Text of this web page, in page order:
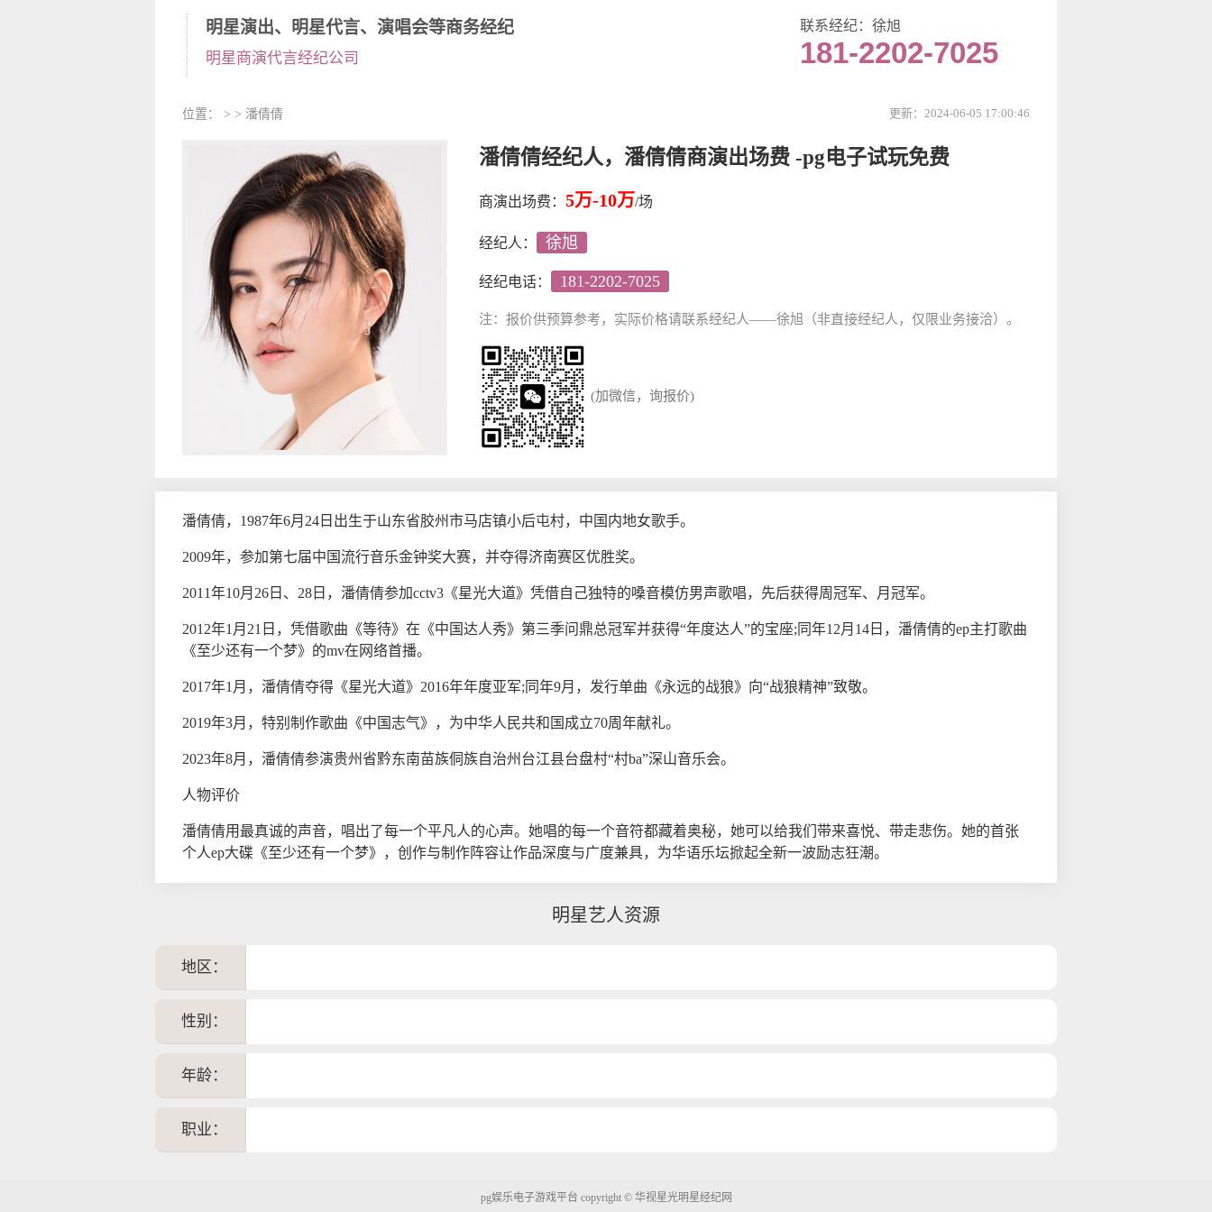
明星演出、明星代言、演唱会等商务经纪
明星商演代言经纪公司
联系经纪：徐旭
181-2202-7025
位置： > > 潘倩倩 更新：2024-06-05 17:00:46
潘倩倩经纪人，潘倩倩商演出场费 -pg电子试玩免费
商演出场费： 5万-10万/场
经纪人： 徐旭
经纪电话： 181-2202-7025
注：报价供预算参考，实际价格请联系经纪人——徐旭（非直接经纪人，仅限业务接洽）。
(加微信，询报价)
潘倩倩，1987年6月24日出生于山东省胶州市马店镇小后屯村，中国内地女歌手。
2009年，参加第七届中国流行音乐金钟奖大赛，并夺得济南赛区优胜奖。
2011年10月26日、28日，潘倩倩参加cctv3《星光大道》凭借自己独特的嗓音模仿男声歌唱，先后获得周冠军、月冠军。
2012年1月21日，凭借歌曲《等待》在《中国达人秀》第三季问鼎总冠军并获得“年度达人”的宝座;同年12月14日，潘倩倩的ep主打歌曲
《至少还有一个梦》的mv在网络首播。
2017年1月，潘倩倩夺得《星光大道》2016年年度亚军;同年9月，发行单曲《永远的战狼》向“战狼精神”致敬。
2019年3月，特别制作歌曲《中国志气》，为中华人民共和国成立70周年献礼。
2023年8月，潘倩倩参演贵州省黔东南苗族侗族自治州台江县台盘村“村ba”深山音乐会。
人物评价
潘倩倩用最真诚的声音，唱出了每一个平凡人的心声。她唱的每一个音符都藏着奥秘，她可以给我们带来喜悦、带走悲伤。她的首张
个人ep大碟《至少还有一个梦》，创作与制作阵容让作品深度与广度兼具，为华语乐坛掀起全新一波励志狂潮。
明星艺人资源
地区：
性别：
年龄：
职业：
pg娱乐电子游戏平台 copyright © 华视星光明星经纪网